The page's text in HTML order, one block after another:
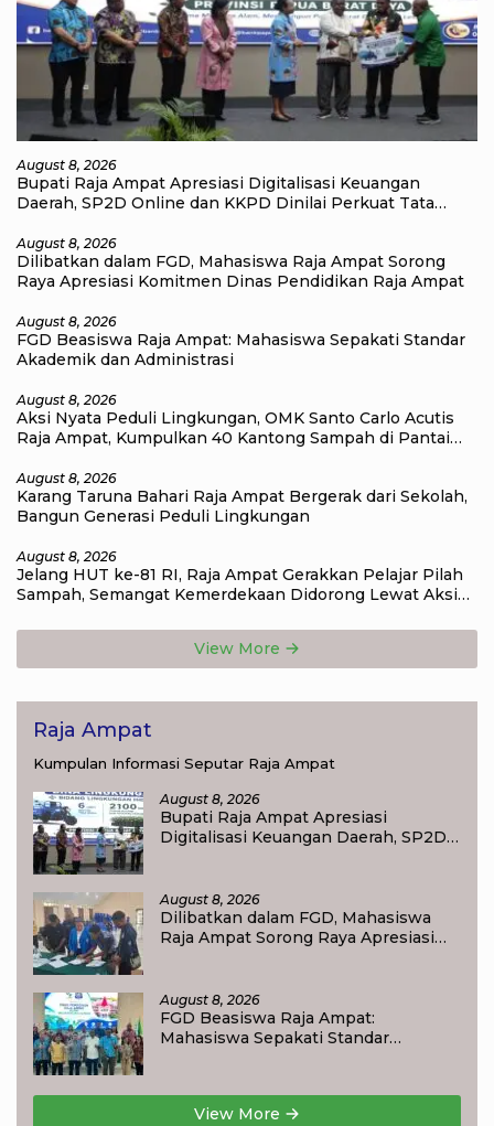
August 8, 2026
Bupati Raja Ampat Apresiasi Digitalisasi Keuangan
Daerah, SP2D Online dan KKPD Dinilai Perkuat Tata
August 8, 2026
Dilibatkan dalam FGD, Mahasiswa Raja Ampat Sorong
Raya Apresiasi Komitmen Dinas Pendidikan Raja Ampat
August 8, 2026
FGD Beasiswa Raja Ampat: Mahasiswa Sepakati Standar
Akademik dan Administrasi
August 8, 2026
Aksi Nyata Peduli Lingkungan, OMK Santo Carlo Acutis
Raja Ampat, Kumpulkan 40 Kantong Sampah di Pantai
August 8, 2026
Karang Taruna Bahari Raja Ampat Bergerak dari Sekolah,
Bangun Generasi Peduli Lingkungan
August 8, 2026
Jelang HUT ke-81 RI, Raja Ampat Gerakkan Pelajar Pilah
Sampah, Semangat Kemerdekaan Didorong Lewat Aksi
View More
Raja Ampat
Kumpulan Informasi Seputar Raja Ampat
August 8, 2026
Bupati Raja Ampat Apresiasi
Digitalisasi Keuangan Daerah, SP2D
August 8, 2026
Dilibatkan dalam FGD, Mahasiswa
Raja Ampat Sorong Raya Apresiasi
August 8, 2026
FGD Beasiswa Raja Ampat:
Mahasiswa Sepakati Standar
View More